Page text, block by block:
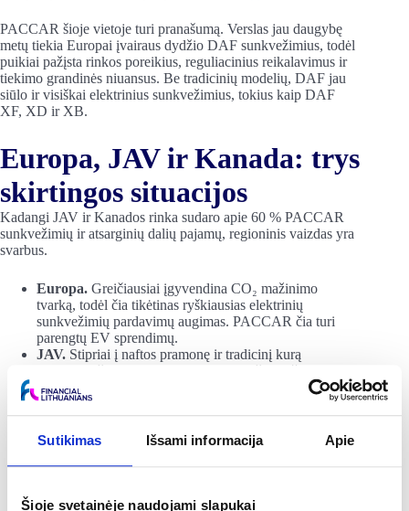
Sutikimas Išsami informacija Apie
Šioje svetainėje naudojami slapukai
PACCAR šioje vietoje turi pranašumą. Verslas jau daugybę
metų tiekia Europai įvairaus dydžio DAF sunkvežimius, todėl
puikiai pažįsta rinkos poreikius, reguliacinius reikalavimus ir
tiekimo grandinės niuansus. Be tradicinių modelių, DAF jau
siūlo ir visiškai elektrinius sunkvežimius, tokius kaip DAF
XF, XD ir XB.
Europa, JAV ir Kanada: trys
skirtingos situacijos
Kadangi JAV ir Kanados rinka sudaro apie 60 % PACCAR
sunkvežimių ir atsarginių dalių pajamų, regioninis vaizdas yra
svarbus.
Europa. Greičiausiai įgyvendina CO₂ mažinimo
tvarką, todėl čia tikėtinas ryškiausias elektrinių
sunkvežimių pardavimų augimas. PACCAR čia turi
parengtų EV sprendimų.
JAV. Stipriai į naftos pramonę ir tradicinį kurą
orientuota šalis, neseniai pasitraukusi iš Paryžiaus
klimato susitarimo. Artimiausiu metu agresyvaus
posūkio į net zero tikėtis neverta, todėl PACCAR čia
gali toliau sėkmingai lyderiauti su įprastais dyzeliniais
modeliais.
Turi aiškias emisijų mažinimo gaires ir
reikalavimus tikriausiai griežtins aktyviau nei JAV,
įkrovimo tinklo iššūkiai ir žiemos sąlygos. Rezultatas